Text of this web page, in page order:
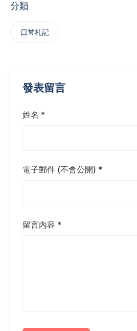
分類
日常札記
發表留言
姓名 *
電子郵件 (不會公開) *
留言內容 *